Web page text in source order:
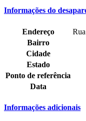
Informações do
Endereço
Bairro
Cidade
Estado
Ponto de referência
Data
Informações adicionais